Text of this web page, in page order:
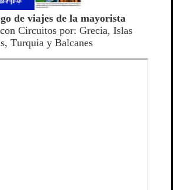
de viajes de la mayorista
con Circuitos por: Grecia, Islas
Turquia y Balcanes